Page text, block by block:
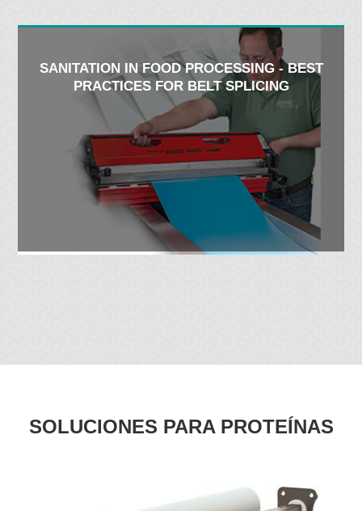
SANITATION IN FOOD PROCESSING - BEST
PRACTICES FOR BELT SPLICING
SOLUCIONES PARA PROTEÍNAS